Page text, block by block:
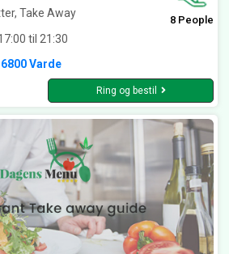
Take Away
til 21:30
8 People
6800 Varde
Ring og bestil